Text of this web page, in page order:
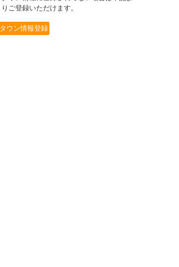
りご登録いただけます。
タウン情報登録